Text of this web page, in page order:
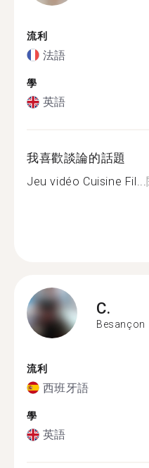
流利
法語
學
英語
我喜歡談論的話題
Jeu vidéo Cuisine Fil...
C.
Besançon
流利
西班牙語
學
英語